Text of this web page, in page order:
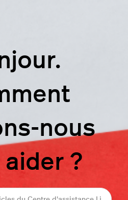
nous
?